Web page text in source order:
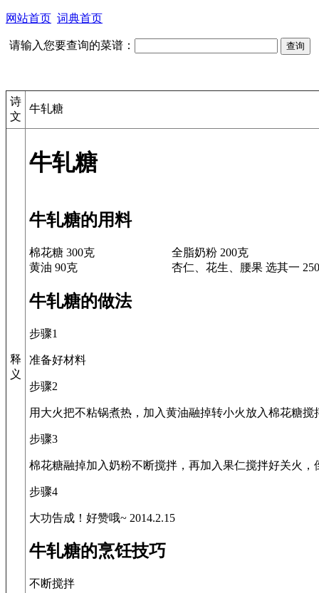
网站首页 词典首页
请输入您要查询的菜谱：
诗
文
牛轧糖
释
义
牛轧糖
牛轧糖的用料
棉花糖 300克
全脂奶粉 200克
黄油 90克
杏仁、花生、腰果 选其一
牛轧糖的做法
步骤1
准备好材料
步骤2
用大火把不粘锅煮热，加入黄油融掉转小火放入棉花糖搅
步骤3
棉花糖融掉加入奶粉不断搅拌，再加入果仁搅拌好关火
步骤4
大功告成！好赞哦~ 2014.2.15
牛轧糖的烹饪技巧
不断搅拌